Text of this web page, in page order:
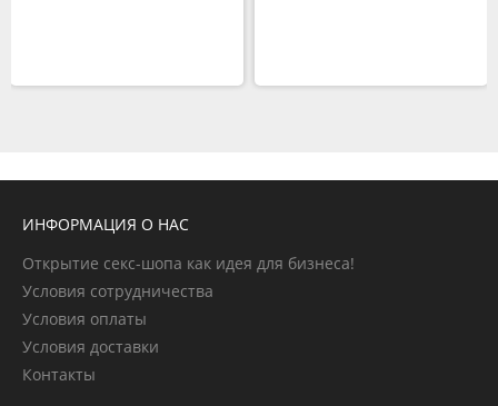
ИНФОРМАЦИЯ О НАС
Открытие секс-шопа как идея для бизнеса!
Условия сотрудничества
Условия оплаты
Условия доставки
Контакты